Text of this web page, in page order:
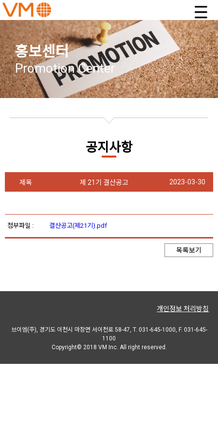
홍보센터
Promotion Center
공지사항
제목 제 21기 결산공고 2023-03-30
첨부파일 : 결산공고(제21기).pdf
목록보기
개인정보 처리방침
브이엠(주), 경기도 이천시 마장면 서이천로 58-47, T. 031-645-1000, F. 031-645-
1100
Copyright© 2018 VM Inc. All right reserved.